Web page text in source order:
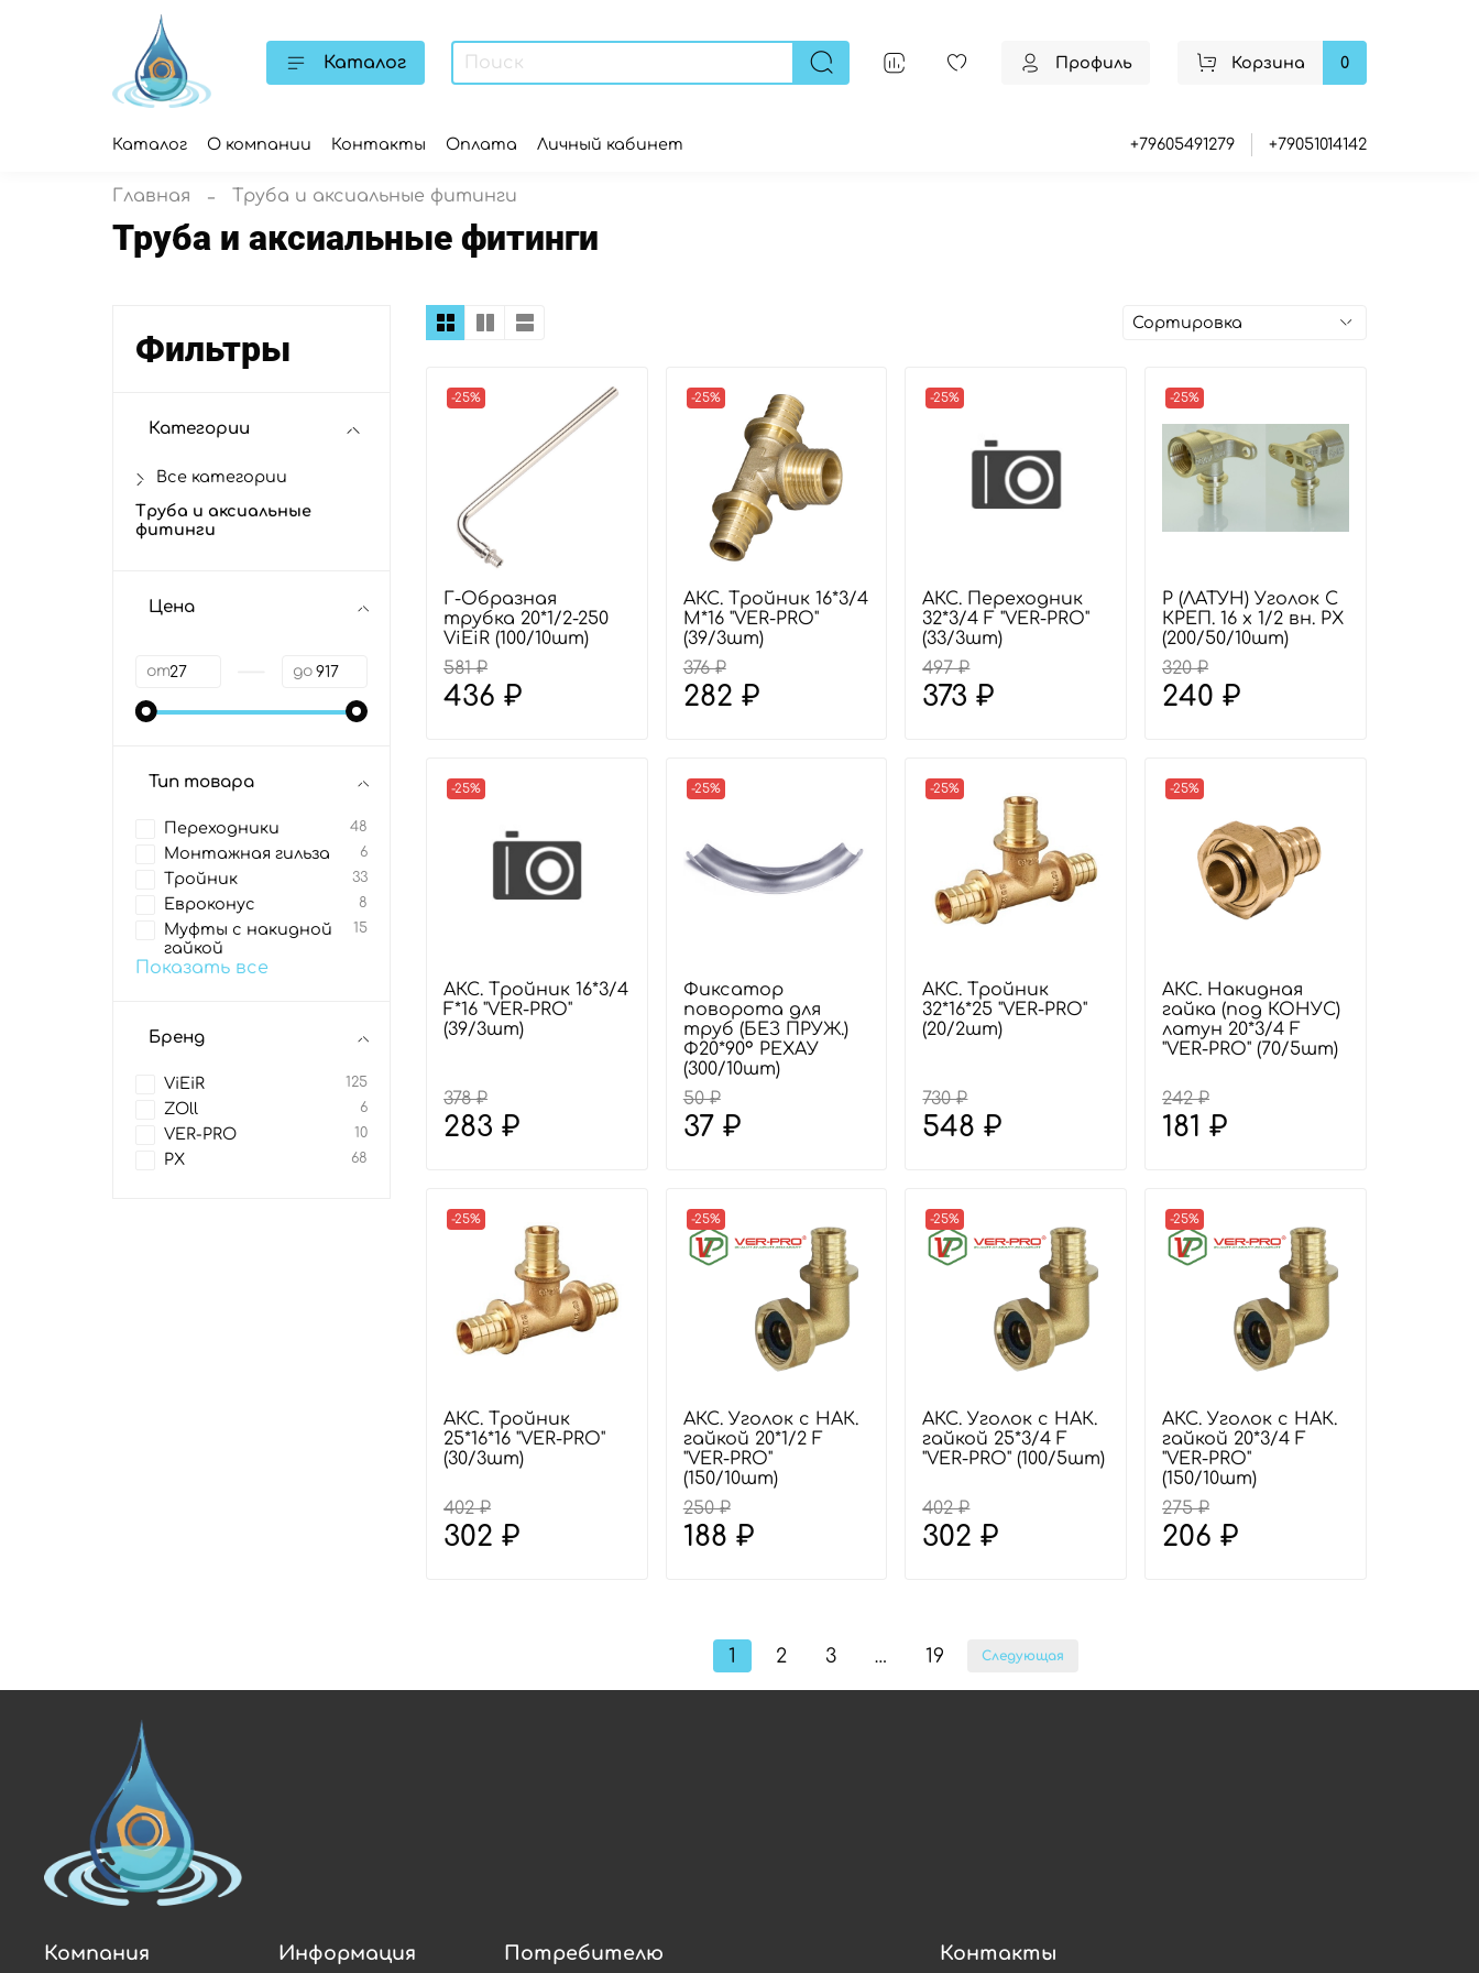
Каталог Профиль Корзина 0
Каталог О компании Контакты Оплата Личный кабинет +79605491279 +79051014142
Главная Труба и аксиальные фитинги
Труба и аксиальные фитинги
-25%
Г-Образная
трубка 20*1/2-250
ViEiR (100/10шт)
581 ₽
436 ₽
-25%
АКС. Тройник 16*3/4
M*16 "VER-PRO"
(39/3шт)
376 ₽
282 ₽
-25%
АКС. Переходник
32*3/4 F "VER-PRO"
(33/3шт)
497 ₽
373 ₽
-25%
Р (ЛАТУН) Уголок С
КРЕП. 16 х 1/2 вн. РХ
(200/50/10шт)
320 ₽
240 ₽
-25%
АКС. Тройник 16*3/4
F*16 "VER-PRO"
(39/3шт)
378 ₽
283 ₽
-25%
Фиксатор
поворота для
труб (БЕЗ ПРУЖ.)
Ф20*90° РЕХАУ
(300/10шт)
50 ₽
37 ₽
-25%
АКС. Тройник
32*16*25 "VER-PRO"
(20/2шт)
730 ₽
548 ₽
-25%
АКС. Накидная
гайка (под КОНУС)
латун 20*3/4 F
"VER-PRO" (70/5шт)
242 ₽
181 ₽
-25%
АКС. Тройник
25*16*16 "VER-PRO"
(30/3шт)
402 ₽
302 ₽
-25%
АКС. Уголок с НАК.
гайкой 20*1/2 F
"VER-PRO"
(150/10шт)
250 ₽
188 ₽
-25%
АКС. Уголок с НАК.
гайкой 25*3/4 F
"VER-PRO" (100/5шт)
402 ₽
302 ₽
-25%
АКС. Уголок с НАК.
гайкой 20*3/4 F
"VER-PRO"
(150/10шт)
275 ₽
206 ₽
1 2 3 … 19 Следующая
Фильтры
Категории
Все категории
Труба и аксиальные
фитинги
Цена
от до
Тип товара
Переходники 48
Монтажная гильза 6
Тройник 33
Евроконус 8
Муфты с накидной
гайкой
15
Показать все
Бренд
ViEiR 125
ZOll 6
VER-PRO 10
РХ 68
Компания Информация Потребителю Контакты